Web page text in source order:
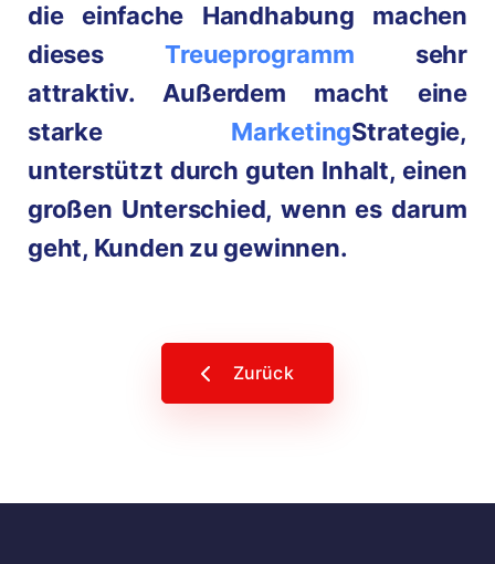
die einfache Handhabung machen
diesesTreueprogramm sehr
attraktiv. Außerdem macht eine
starke MarketingStrategie,
unterstützt durch guten Inhalt, einen
großen Unterschied, wenn es darum
geht, Kunden zu gewinnen.
Zurück